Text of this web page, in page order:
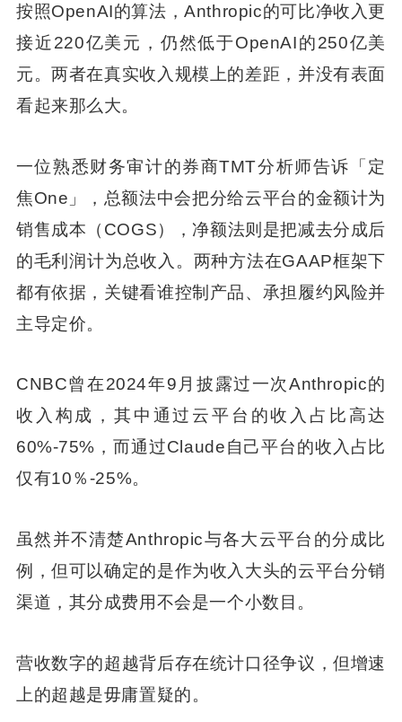
按照OpenAI的算法，Anthropic的可比净收入更
接近220亿美元，仍然低于OpenAI的250亿美
元。两者在真实收入规模上的差距，并没有表面
看起来那么大。
一位熟悉财务审计的券商TMT分析师告诉「定
焦One」，总额法中会把分给云平台的金额计为
销售成本（COGS），净额法则是把减去分成后
的毛利润计为总收入。两种方法在GAAP框架下
都有依据，关键看谁控制产品、承担履约风险并
主导定价。
CNBC曾在2024年9月披露过一次Anthropic的
收入构成，其中通过云平台的收入占比高达
60%-75%，而通过Claude自己平台的收入占比
仅有10％-25%。
虽然并不清楚Anthropic与各大云平台的分成比
例，但可以确定的是作为收入大头的云平台分销
渠道，其分成费用不会是一个小数目。
营收数字的超越背后存在统计口径争议，但增速
上的超越是毋庸置疑的。